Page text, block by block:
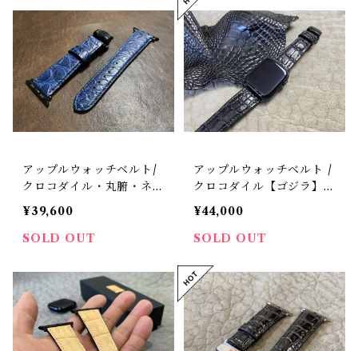
アップルウォッチベルト/
クロコダイル・丸腑・ネイ
ビー（For 42/44/45/46/4
9mm）時計ベルト
¥39,600
SOLD OUT
アップルウォッチベルト /
クロコダイル【ゴジラ】ブ
ラック・手縫い（For 42/
44/45/46/49mm）レザー
バンド
¥44,000
SOLD OUT